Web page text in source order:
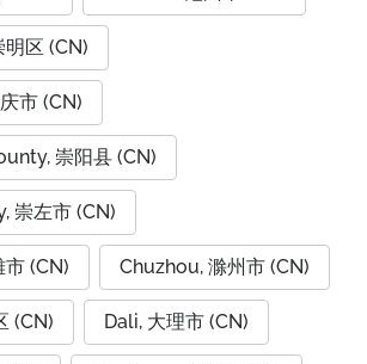
区 (CN)
市 (CN)
崇阳县 (CN)
崇左市 (CN)
(CN) Chuzhou, 滁州市 (CN)
(CN) Dali, 大理市 (CN)